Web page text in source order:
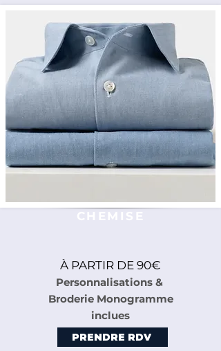
À PARTIR DE 90€
Personnalisations &
Broderie Monogramme
inclues
PRENDRE RDV